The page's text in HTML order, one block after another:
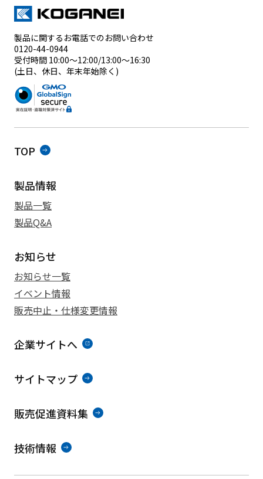
製品に関するお電話でのお問い合わせ
0120-44-0944
受付時間 10:00～12:00/13:00～16:30
(土日、休日、年末年始除く)
TOP
製品情報
製品一覧
製品Q&A
お知らせ
お知らせ一覧
イベント情報
販売中止・仕様変更情報
企業サイトへ
サイトマップ
販売促進資料集
技術情報